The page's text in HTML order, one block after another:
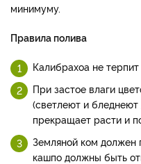
минимуму.
Правила полива
Калибрахоа не
При застое влаги
(светлеют и бледнеют
прекращает расти и
Земляной ком должен
кашпо должны быть